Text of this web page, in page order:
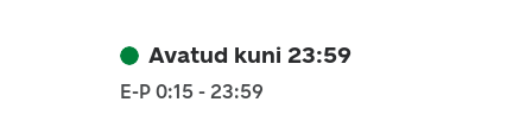
Avatud kuni 23:59
E-P 0:15 - 23:59